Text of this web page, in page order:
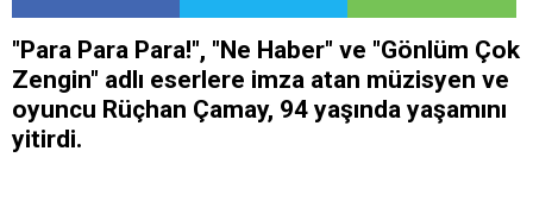
"Para Para Para!", "Ne Haber" ve "Gönlüm Çok
Zengin" adlı eserlere imza atan müzisyen ve
oyuncu Rüçhan Çamay, 94 yaşında yaşamını
yitirdi.